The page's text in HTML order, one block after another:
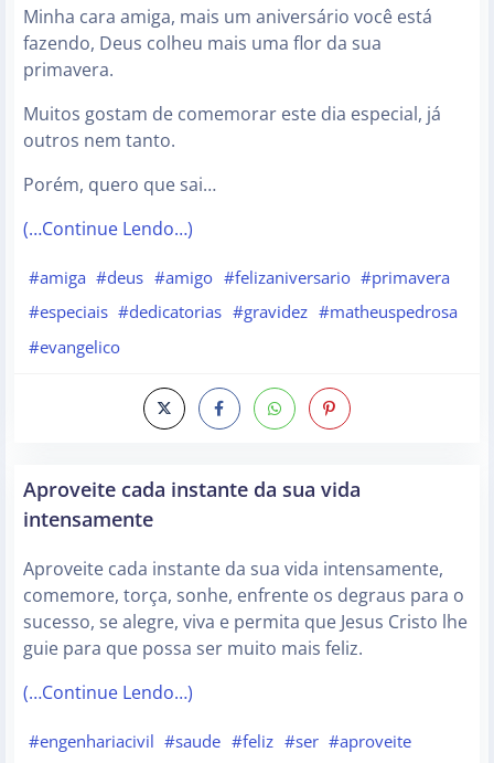
Minha cara amiga, mais um aniversário você está
fazendo, Deus colheu mais uma flor da sua
primavera.
Muitos gostam de comemorar este dia especial, já
outros nem tanto.
Porém, quero que sai…
(…Continue Lendo…)
#amiga #deus #amigo #felizaniversario #primavera
#especiais #dedicatorias #gravidez #matheuspedrosa
#evangelico
Aproveite cada instante da sua vida
intensamente
Aproveite cada instante da sua vida intensamente,
comemore, torça, sonhe, enfrente os degraus para o
sucesso, se alegre, viva e permita que Jesus Cristo lhe
guie para que possa ser muito mais feliz.
(…Continue Lendo…)
#engenhariacivil #saude #feliz #ser #aproveite